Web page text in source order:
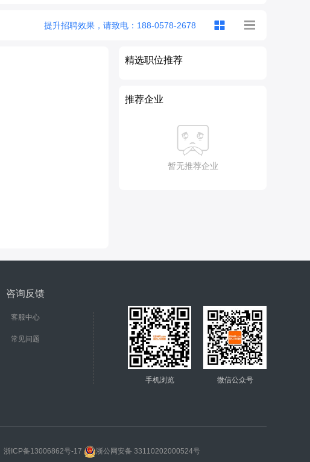
提升招聘效果，请致电：188-0578-2678
精选职位推荐
推荐企业
暂无推荐企业
咨询反馈
客服中心
常见问题
微信公众号
手机浏览
浙ICP备13006862号-17 浙公网安备 33110202000524号